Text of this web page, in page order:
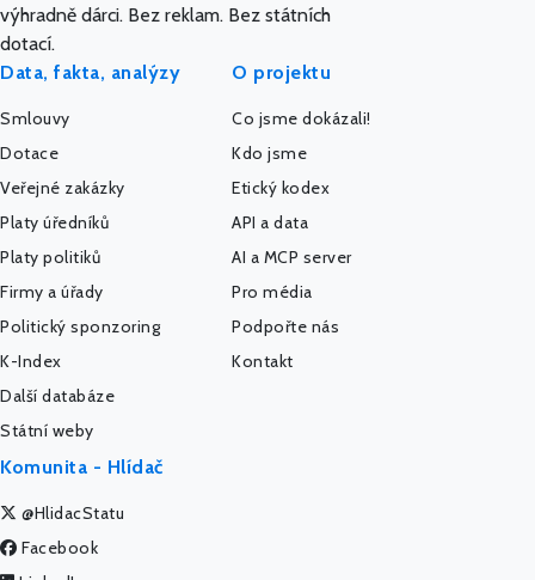
výhradně dárci. Bez reklam. Bez státních
dotací.
Data, fakta, analýzy
Smlouvy
Dotace
Veřejné zakázky
Platy úředníků
Platy politiků
Firmy a úřady
Politický sponzoring
K-Index
Další databáze
Státní weby
O projektu
Co jsme dokázali!
Kdo jsme
Etický kodex
API a data
AI a MCP server
Pro média
Podpořte nás
Kontakt
Komunita - Hlídač
@HlidacStatu
Facebook